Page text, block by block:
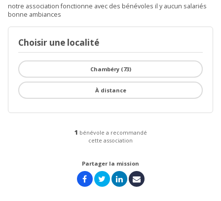
notre association fonctionne avec des bénévoles il y aucun salariés
bonne ambiances
Choisir une localité
Chambéry (73)
À distance
1 bénévole a recommandé
cette association
Partager la mission